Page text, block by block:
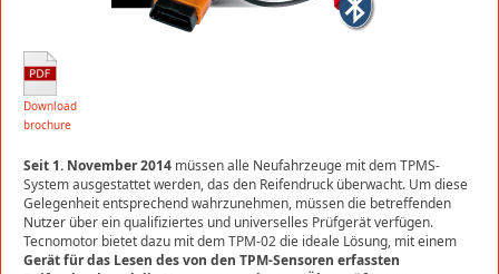
Download
brochure
Seit 1. November 2014 müssen alle Neufahrzeuge mit dem TPMS-
System ausgestattet werden, das den Reifendruck überwacht. Um diese
Gelegenheit entsprechend wahrzunehmen, müssen die betreffenden
Nutzer über ein qualifiziertes und universelles Prüfgerät verfügen.
Tecnomotor bietet dazu mit dem TPM-02 die ideale Lösung, mit einem
Gerät für das Lesen des von den TPM-Sensoren erfassten